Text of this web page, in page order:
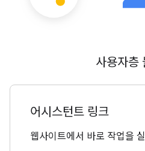
사용자층
어시스턴트 링크
웹사이트에서 바로 작업을